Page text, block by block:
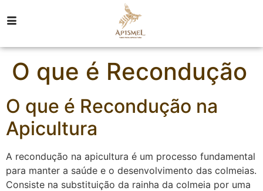
O que é Recondução
O que é Recondução na
Apicultura
A recondução na apicultura é um processo fundamental
para manter a saúde e o desenvolvimento das colmeias.
Consiste na substituição da rainha da colmeia por uma